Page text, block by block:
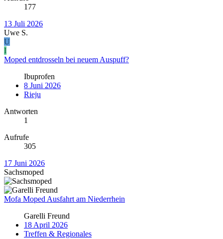
177
13 Juli 2026
Uwe S.
U
I
Moped entdrosseln bei neuem Auspuff?
Ibuprofen
8 Juni 2026
Rieju
Antworten
1
Aufrufe
305
17 Juni 2026
Sachsmoped
Mofa Moped Ausfahrt am Niederrhein
Garelli Freund
18 April 2026
Treffen & Regionales